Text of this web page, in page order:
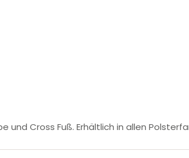
Cross Fuß. Erhältlich in allen